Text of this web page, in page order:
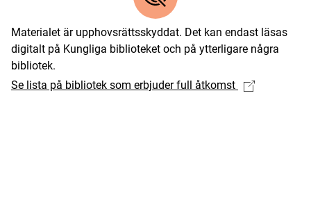
Materialet är upphovsrättsskyddat. Det kan endast läsas
digitalt på Kungliga biblioteket och på ytterligare några
bibliotek.
Se lista på bibliotek som erbjuder full åtkomst